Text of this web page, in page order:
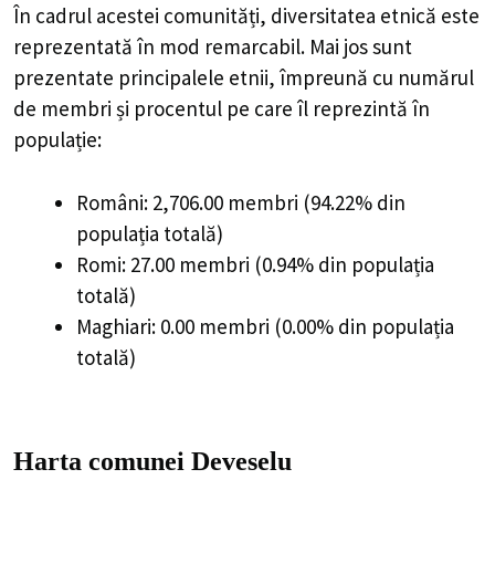
În cadrul acestei comunități, diversitatea etnică este
reprezentată în mod remarcabil. Mai jos sunt
prezentate principalele etnii, împreună cu numărul
de membri și procentul pe care îl reprezintă în
populație:
Români: 2,706.00 membri (94.22% din
populația totală)
Romi: 27.00 membri (0.94% din populația
totală)
Maghiari: 0.00 membri (0.00% din populația
totală)
Harta comunei Deveselu